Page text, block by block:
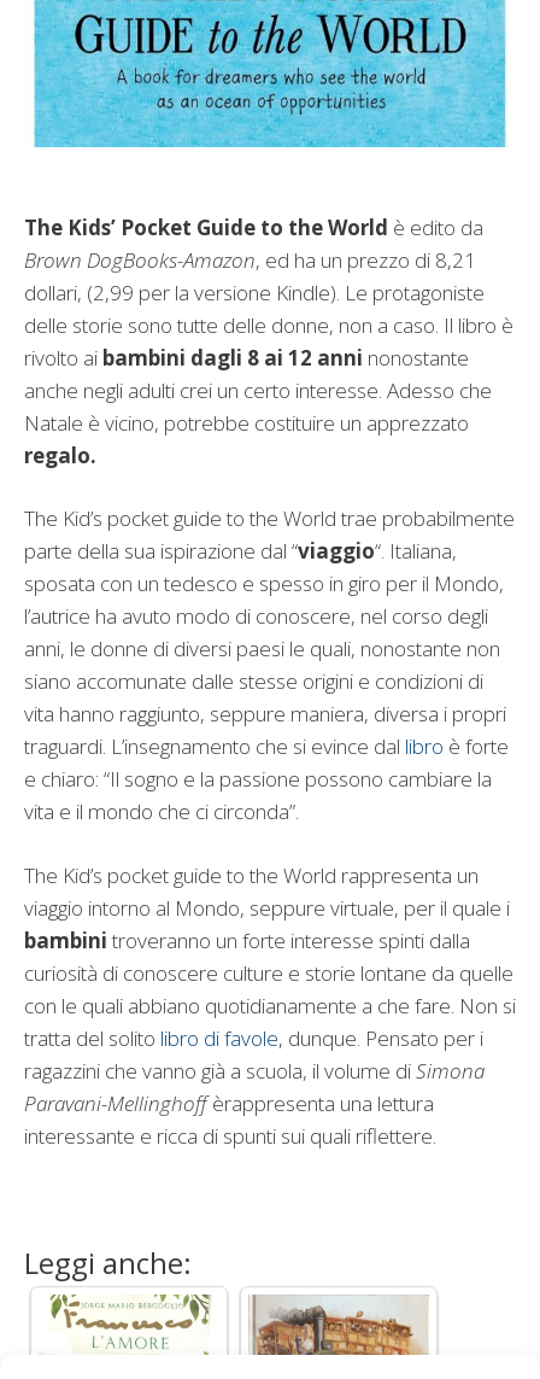
The Kids’ Pocket Guide to the World è edito da
Brown DogBooks-Amazon, ed ha un prezzo di 8,21
dollari, (2,99 per la versione Kindle). Le protagoniste
delle storie sono tutte delle donne, non a caso. Il libro è
rivolto ai bambini dagli 8 ai 12 anni nonostante
anche negli adulti crei un certo interesse. Adesso che
Natale è vicino, potrebbe costituire un apprezzato
regalo.
The Kid’s pocket guide to the World trae probabilmente
parte della sua ispirazione dal “viaggio“. Italiana,
sposata con un tedesco e spesso in giro per il Mondo,
l’autrice ha avuto modo di conoscere, nel corso degli
anni, le donne di diversi paesi le quali, nonostante non
siano accomunate dalle stesse origini e condizioni di
vita hanno raggiunto, seppure maniera, diversa i propri
traguardi. L’insegnamento che si evince dal libro è forte
e chiaro: “Il sogno e la passione possono cambiare la
vita e il mondo che ci circonda”.
The Kid’s pocket guide to the World rappresenta un
viaggio intorno al Mondo, seppure virtuale, per il quale i
bambinitroveranno un forte interesse spinti dalla
curiosità di conoscere culture e storie lontane da quelle
con le quali abbiano quotidianamente a che fare. Non si
tratta del solito libro di favole, dunque. Pensato per i
ragazzini che vanno già a scuola, il volume diSimona
Paravani-Mellinghoffèrappresenta una lettura
interessante e ricca di spunti sui quali riflettere.
Leggi anche: